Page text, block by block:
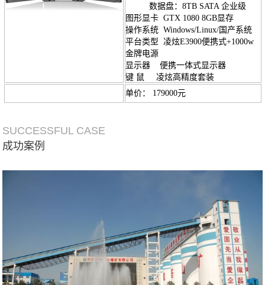
数据盘：8TB SATA 企业级
图形显卡 GTX 1080 8GB显存
操作系统 Windows/Linux/国产系统
平台类型 凌炫E3900便携式+1000w
金牌电源
显示器 便携一体式显示器
键 鼠 凌炫高精度套装
单价： 179000元
SUCCESSFUL CASE
成功案例